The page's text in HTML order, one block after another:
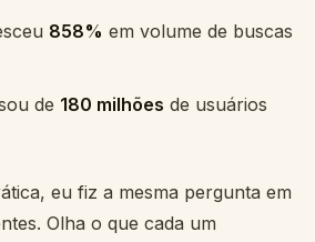
858% em volume de buscas
de 180 milhões de usuários
eu fiz a mesma pergunta em
Olha o que cada um